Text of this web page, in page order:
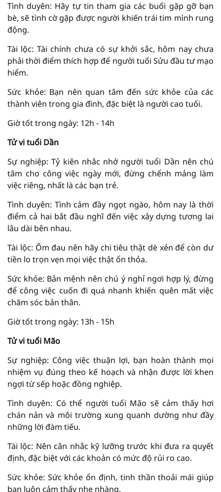
Tình duyên: Hãy tự tin tham gia các buổi gặp gỡ bạn
bè, sẽ tình cờ gặp được người khiến trái tim mình rung
động.
Tài lộc: Tài chính chưa có sự khởi sắc, hôm nay chưa
phải thời điểm thích hợp để người tuổi Sửu đầu tư mạo
hiểm.
Sức khỏe: Bạn nên quan tâm đến sức khỏe của các
thành viên trong gia đình, đặc biệt là người cao tuổi.
Giờ tốt trong ngày: 12h - 14h
Tử vi tuổi Dần
Sự nghiệp: Tỷ kiên nhắc nhở người tuổi Dần nên chú
tâm cho công việc ngày mới, đừng chểnh mảng làm
việc riêng, nhất là các bạn trẻ.
Tình duyên: Tình cảm đầy ngọt ngào, hôm nay là thời
điểm cả hai bắt đầu nghĩ đến việc xây dựng tương lai
lâu dài bên nhau.
Tài lộc: Ốm đau nên hãy chi tiêu thật dè xẻn để còn dư
tiền lo trọn vẹn mọi việc thật ổn thỏa.
Sức khỏe: Bản mệnh nên chú ý nghỉ ngơi hợp lý, đừng
để công việc cuốn đi quá nhanh khiến quên mất việc
chăm sóc bản thân.
Giờ tốt trong ngày: 13h - 15h
Tử vi tuổi Mão
Sự nghiệp: Công việc thuận lợi, bạn hoàn thành mọi
nhiệm vụ đúng theo kế hoạch và nhận được lời khen
ngợi từ sếp hoặc đồng nghiệp.
Tình duyên: Có thể người tuổi Mão sẽ cảm thấy hơi
chán nản và môi trường xung quanh dường như đầy
những lời đàm tiếu.
Tài lộc: Nên cân nhắc kỹ lưỡng trước khi đưa ra quyết
định, đặc biệt với các khoản có mức độ rủi ro cao.
Sức khỏe: Sức khỏe ổn định, tinh thần thoải mái giúp
bạn luôn cảm thấy nhẹ nhàng.